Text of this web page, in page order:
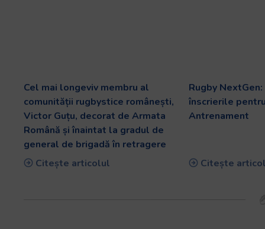
Cel mai longeviv membru al
comunității rugbystice românești,
Victor Guțu, decorat de Armata
Română și înaintat la gradul de
general de brigadă în retragere
Citește articolul
Rugby
înscrierile
Antrenament
Citește